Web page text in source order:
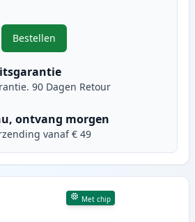
om aan te passen
Bestellen
,Brother DR-243CL drum zwart
90 Dagen Retour
ontvang morgen
vanaf € 49
Met chip